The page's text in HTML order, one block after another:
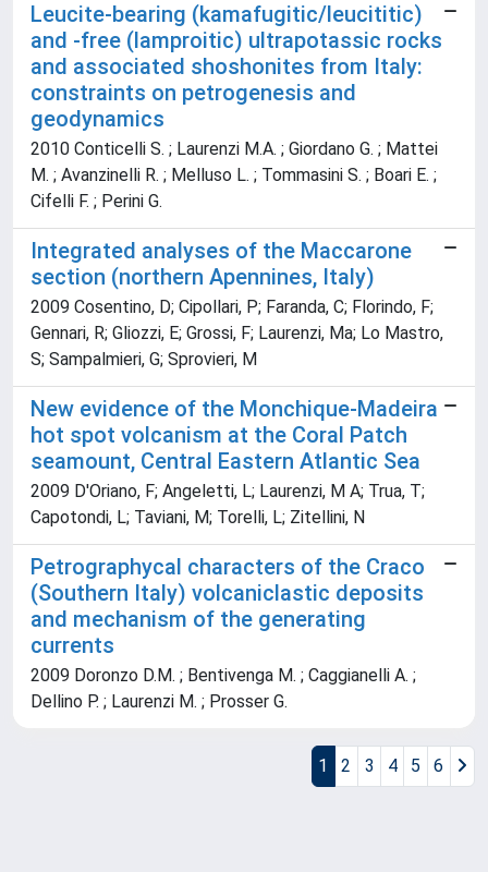
Leucite-bearing (kamafugitic/leucititic)
and -free (lamproitic) ultrapotassic rocks
and associated shoshonites from Italy:
constraints on petrogenesis and
geodynamics
2010 Conticelli S. ; Laurenzi M.A. ; Giordano G. ; Mattei
M. ; Avanzinelli R. ; Melluso L. ; Tommasini S. ; Boari E. ;
Cifelli F. ; Perini G.
Integrated analyses of the Maccarone
section (northern Apennines, Italy)
2009 Cosentino, D; Cipollari, P; Faranda, C; Florindo, F;
Gennari, R; Gliozzi, E; Grossi, F; Laurenzi, Ma; Lo Mastro,
S; Sampalmieri, G; Sprovieri, M
New evidence of the Monchique-Madeira
hot spot volcanism at the Coral Patch
seamount, Central Eastern Atlantic Sea
2009 D'Oriano, F; Angeletti, L; Laurenzi, M A; Trua, T;
Capotondi, L; Taviani, M; Torelli, L; Zitellini, N
Petrographycal characters of the Craco
(Southern Italy) volcaniclastic deposits
and mechanism of the generating
currents
2009 Doronzo D.M. ; Bentivenga M. ; Caggianelli A. ;
Dellino P. ; Laurenzi M. ; Prosser G.
1 2 3 4 5 6